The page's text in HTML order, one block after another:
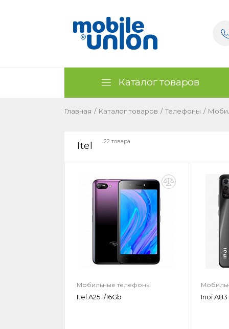
Каталог товаров
Главная / Каталог товаров / Телефоны /
Itel 22 товара
Мобильные телефоны
Itel A25 1/16Gb Inoi A83